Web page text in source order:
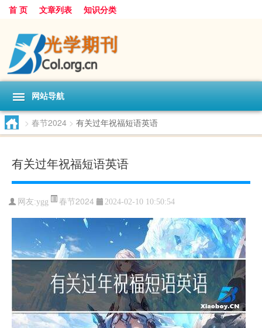
首 页 文章列表 知识分类
网站导航
> 春节2024 > 有关过年祝福短语英语
有关过年祝福短语英语
网友:ygg 春节2024 2024-02-10 10:50:54